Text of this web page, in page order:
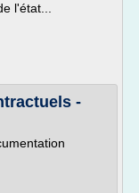
l'état...
-